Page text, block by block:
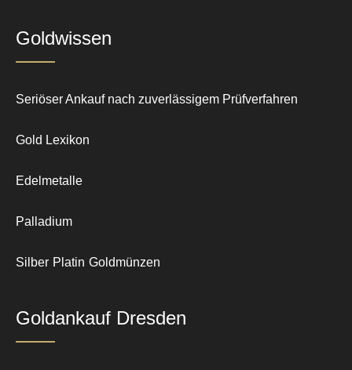
Goldwissen
Seriöser Ankauf nach zuverlässigem Prüfverfahren
Gold Lexikon
Edelmetalle
Palladium
Silber Platin Goldmünzen
Goldankauf Dresden